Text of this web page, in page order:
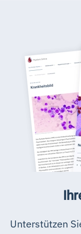
Unterstützen